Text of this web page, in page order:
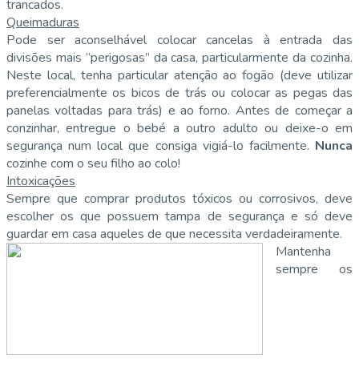
trancados.
Queimaduras
Pode ser aconselhável colocar cancelas à entrada das
divisões mais “perigosas” da casa, particularmente da cozinha.
Neste local, tenha particular atenção ao fogão (deve utilizar
preferencialmente os bicos de trás ou colocar as pegas das
panelas voltadas para trás) e ao forno. Antes de começar a
conzinhar, entregue o bebé a outro adulto ou deixe-o em
segurança num local que consiga vigiá-lo facilmente. Nunca
cozinhe com o seu filho ao colo!
Intoxicações
Sempre que comprar produtos tóxicos ou corrosivos, deve
escolher os que possuem tampa de segurança e só deve
guardar em casa aqueles de que necessita verdadeiramente.
Mantenha
sempre os